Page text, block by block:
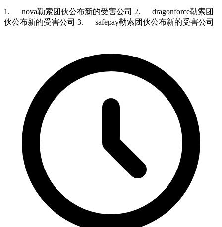
1. nova勒索团伙公布新的受害公司 2. dragonforce勒索团
伙公布新的受害公司 3. safepay勒索团伙公布新的受害公司